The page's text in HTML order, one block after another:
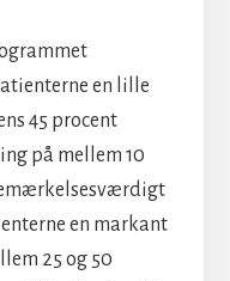
en lille
45 procent
på mellem 10
en markant
25 og 50